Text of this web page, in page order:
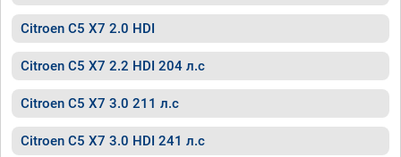
Citroen C5 X7 2.0 HDI
Citroen C5 X7 2.2 HDI 204 л.с
Citroen C5 X7 3.0 211 л.с
Citroen C5 X7 3.0 HDI 241 л.с